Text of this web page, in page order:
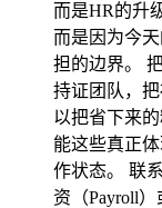
而是HR的升
而是因为今
担的边界。
持证团队，
以把省下来
能这些真正
作状态。 联
资（Payroll